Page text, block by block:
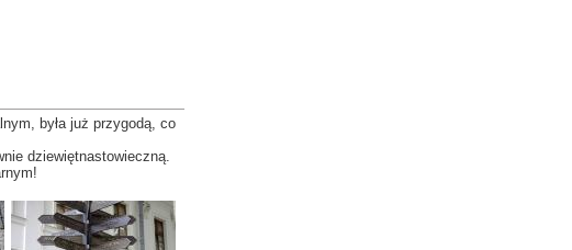
była już przygodą, co
dziewiętnastowieczną.